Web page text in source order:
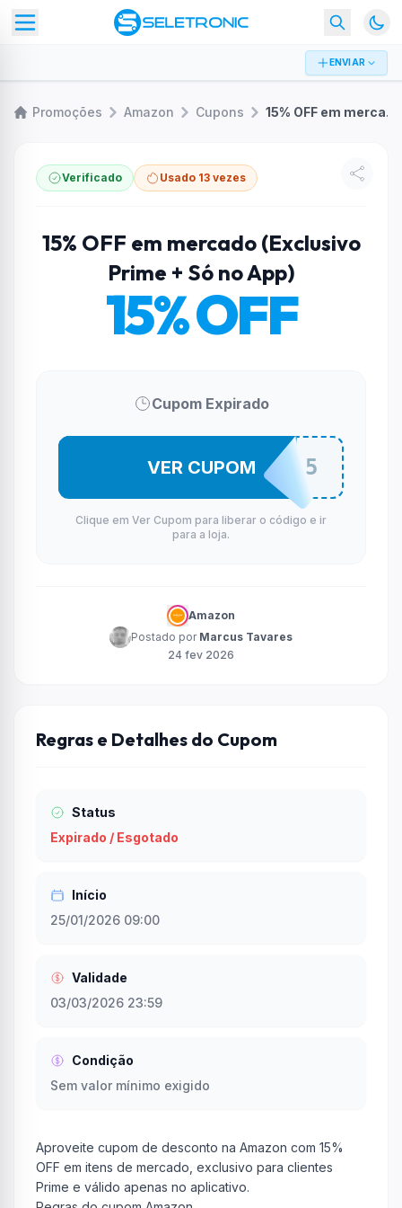
ENVIAR
Promoções Amazon Cupons 15% OFF em mercado (Exclusivo Prime + Só no App)
Verificado Usado 13 vezes
15% OFF em mercado (Exclusivo
Prime + Só no App)
15% OFF
Cupom Expirado
MERCADO15
VER CUPOM
Clique em Ver Cupom para liberar o código e ir
para a loja.
Amazon
Postado por Marcus Tavares
24 fev 2026
Regras e Detalhes do Cupom
Status
Expirado / Esgotado
Início
25/01/2026 09:00
Validade
03/03/2026 23:59
Condição
Sem valor mínimo exigido
Aproveite cupom de desconto na Amazon com 15%
OFF em itens de mercado, exclusivo para clientes
Prime e válido apenas no aplicativo.